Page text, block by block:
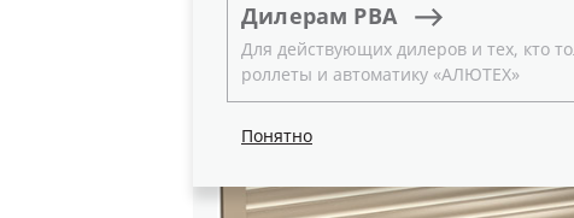
Дилерам РВА
Для действующих дилеров и тех, кто
роллеты и автоматику «АЛЮТЕХ»
Понятно